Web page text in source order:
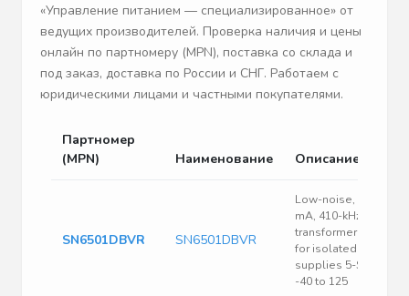
«Управление питанием — специализированное» от
ведущих производителей. Проверка наличия и цены
онлайн по партномеру (MPN), поставка со склада и
под заказ, доставка по России и СНГ. Работаем с
юридическими лицами и частными покупателями.
Партномер
(MPN)
Наименование Описание
SN6501DBVR SN6501DBVR
Low-noise, 350-
mA, 410-kHz
transformer driver
for isolated power
supplies 5-SOT-23
-40 to 125